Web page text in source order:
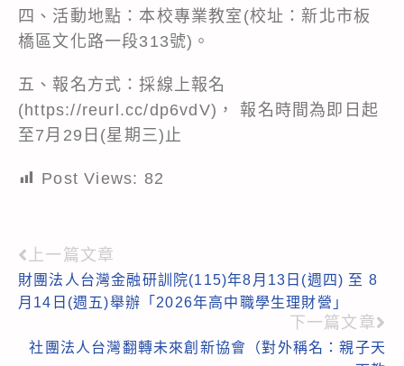
四、活動地點：本校專業教室(校址：新北市板
橋區文化路一段313號)。
五、報名方式：採線上報名
(https://reurl.cc/dp6vdV)， 報名時間為即日起
至7月29日(星期三)止
Post Views: 82
Read
more
上一篇文章
財團法人台灣金融研訓院(115)年8月13日(週四) 至 8
月14日(週五)舉辦「2026年高中職學生理財營」
下一篇文章
社團法人台灣翻轉未來創新協會（對外稱名：親子天